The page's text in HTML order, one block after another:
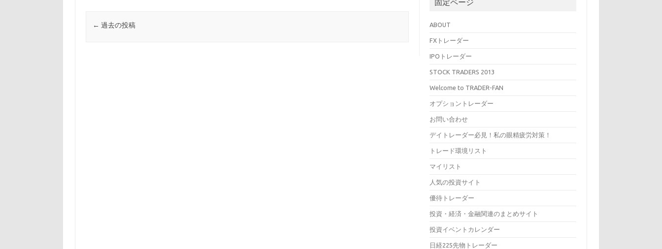
投稿ナビゲーション
← 過去の投稿
固定ページ
ABOUT
FXトレーダー
IPOトレーダー
STOCK TRADERS 2013
Welcome to TRADER-FAN
オプショントレーダー
お問い合わせ
デイトレーダー必見！私の眼精疲労対策！
トレード環境リスト
マイリスト
人気の投資サイト
優待トレーダー
投資・経済・金融関連のまとめサイト
投資イベントカレンダー
日経225先物トレーダー